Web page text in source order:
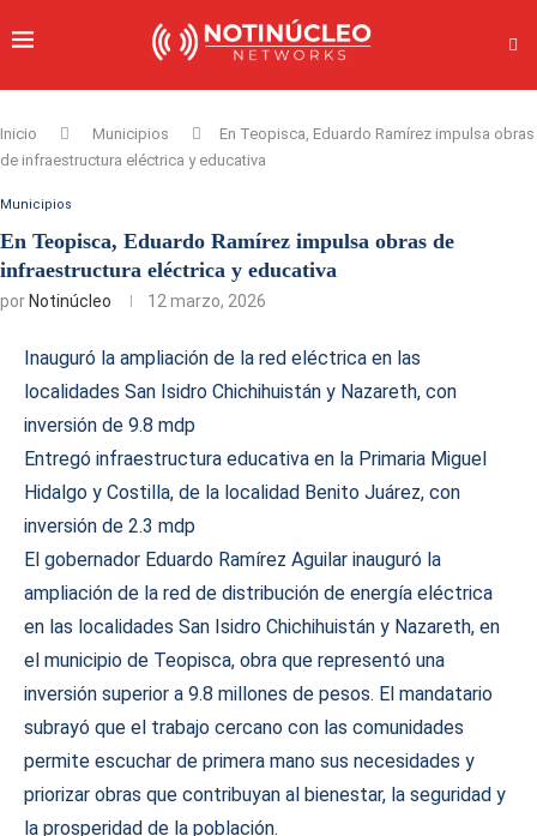
Inicio Municipios
En Teopisca, Eduardo Ramírez impulsa obras
de infraestructura eléctrica y educativa
Municipios
En Teopisca, Eduardo Ramírez impulsa obras de
infraestructura eléctrica y educativa
por Notinúcleo 12 marzo, 2026
Inauguró la ampliación de la red eléctrica en las
localidades San Isidro Chichihuistán y Nazareth, con
inversión de 9.8 mdp
Entregó infraestructura educativa en la Primaria Miguel
Hidalgo y Costilla, de la localidad Benito Juárez, con
inversión de 2.3 mdp
El gobernador Eduardo Ramírez Aguilar inauguró la
ampliación de la red de distribución de energía eléctrica
en las localidades San Isidro Chichihuistán y Nazareth, en
el municipio de Teopisca, obra que representó una
inversión superior a 9.8 millones de pesos. El mandatario
subrayó que el trabajo cercano con las comunidades
permite escuchar de primera mano sus necesidades y
priorizar obras que contribuyan al bienestar, la seguridad y
la prosperidad de la población.